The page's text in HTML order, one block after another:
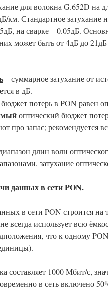
для волокна G.652D на
км. Стандартное затухание
на сварке – 0.05дБ.
может быть от 4дБ до
– суммарное затухание от
в дБ.
потерь в PON равен
оптический бюджет
про запас; рекомендуется
длин волн
затухание
данных в сетиPON.
в сети PON строится
всегда использует всю
что к одному
составляет 1000 Мбит/с,
в сеть включено